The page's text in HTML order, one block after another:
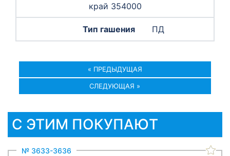
край 354000
ПД
« ПРЕДЫДУЩАЯ
СЛЕДУЮЩАЯ »
С ЭТИМ ПОКУПАЮТ
№ 3633-3636